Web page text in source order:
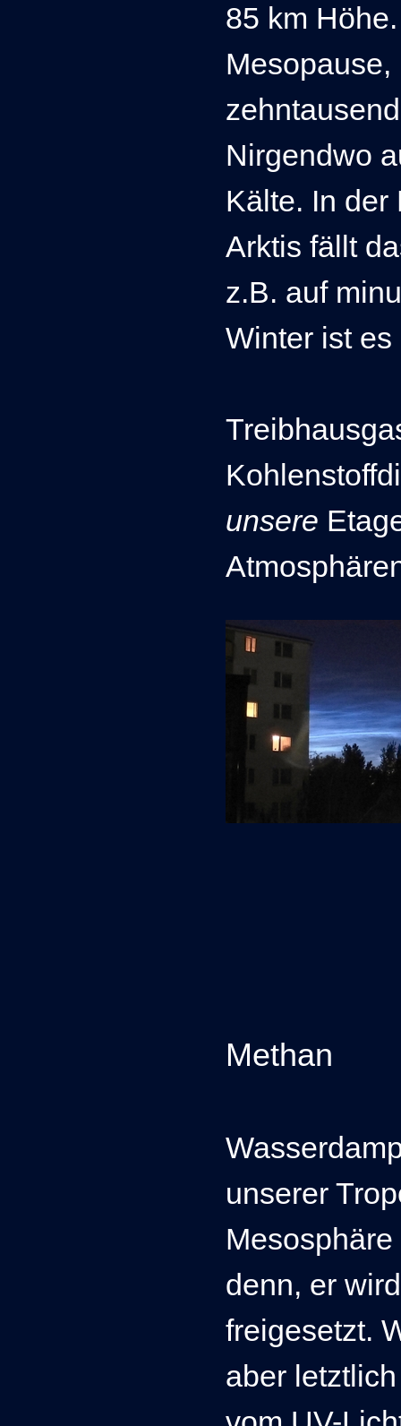
85 km
Nirgendwo
Kälte. In der
Arktis fällt
z.B. auf
Winter ist
unsere
Methan
unserer
denn, er
freigesetzt.
aber